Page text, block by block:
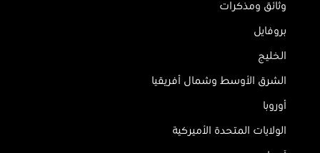
وثائق ومذكرات
بروفايل
الخليج
الشرق الأوسط وشمال أفريقيا
أوروبا
الولايات المتحدة الأميركية